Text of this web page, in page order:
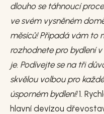
dlouho se táhnoucí
ve svém vysněném
měsíců! Připadá vám to
rozhodnete pro bydlení
je. Podívejte se na tři
skvělou volbou pro
úsporném bydlení!1.
hlavní devízou